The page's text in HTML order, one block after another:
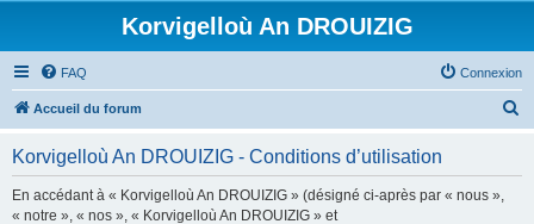
Korvigelloù An DROUIZIG
FAQ Connexion
Accueil du forum
Korvigelloù An DROUIZIG - Conditions d’utilisation
En accédant à « Korvigelloù An DROUIZIG » (désigné ci-après par « nous »,
« notre », « nos », « Korvigelloù An DROUIZIG » et